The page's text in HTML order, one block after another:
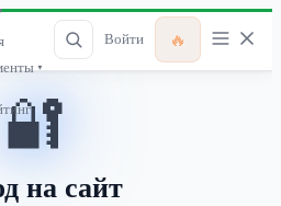
▾
Войти 🔥
🔐
на сайт